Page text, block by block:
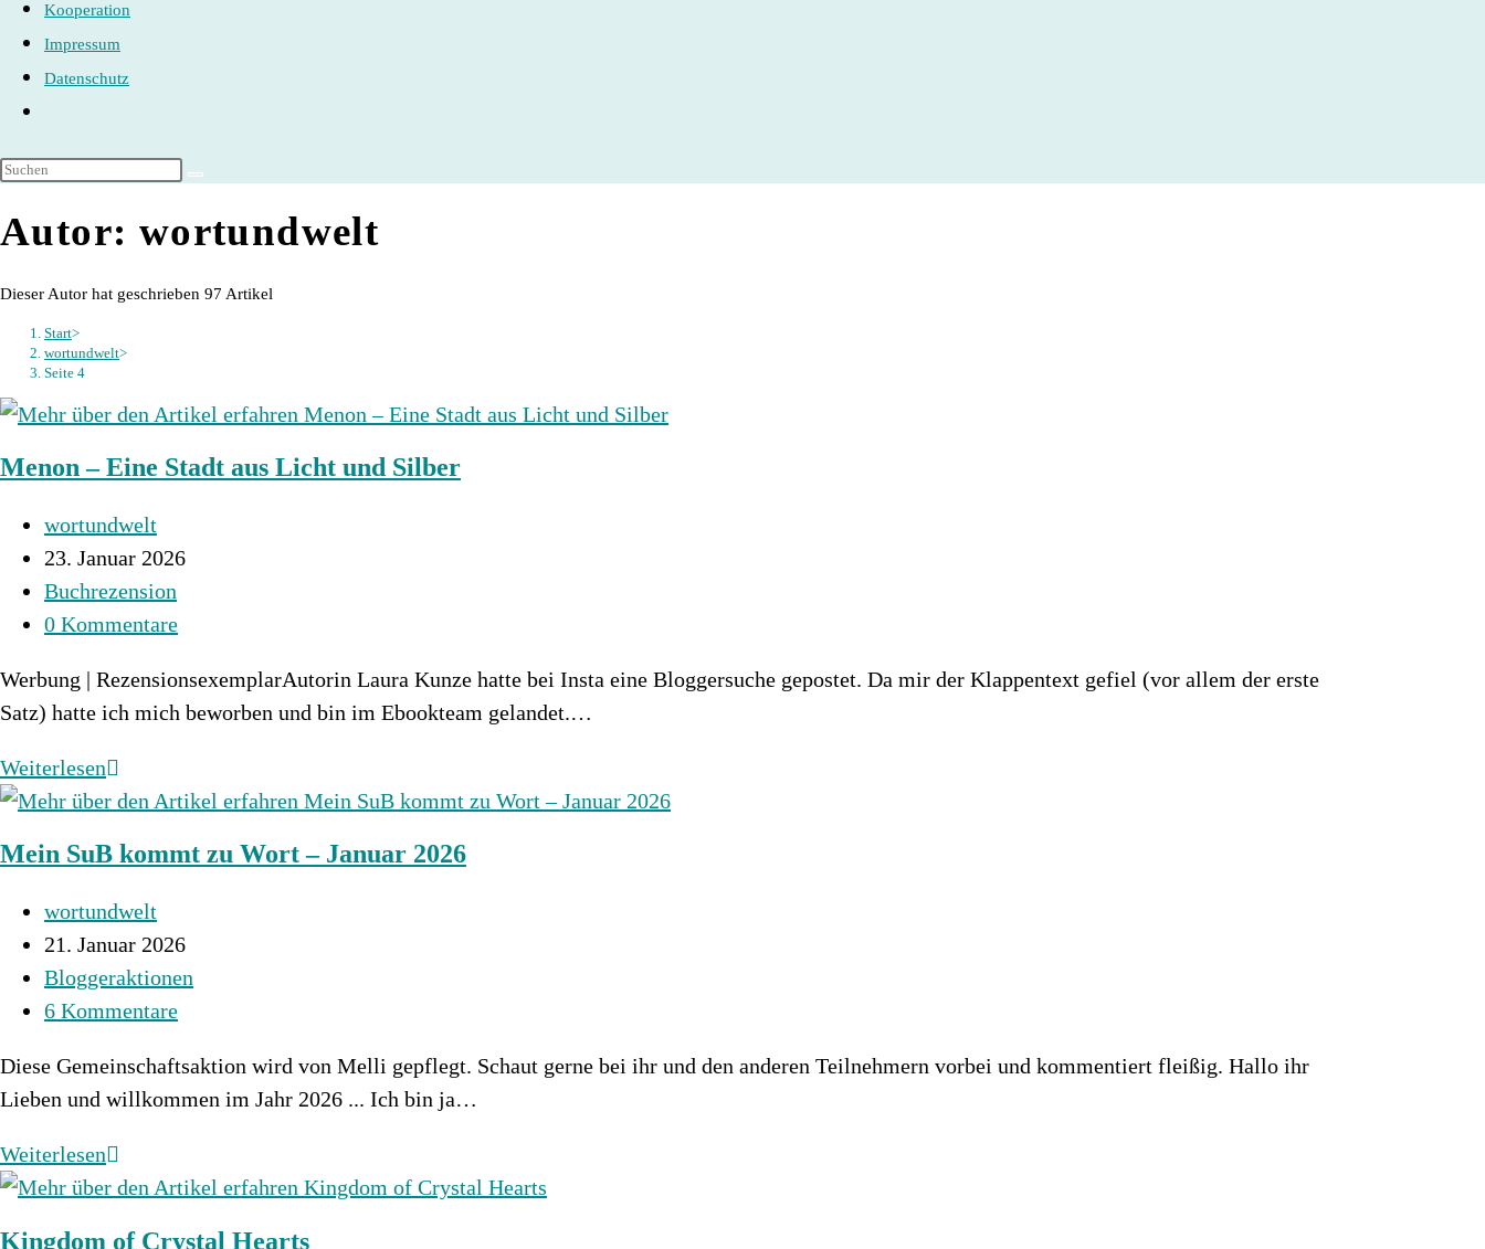
Kooperation
Impressum
Datenschutz
umschalten
Autor: wortundwelt
Dieser Autor hat geschrieben 97 Artikel
Start>
wortundwelt>
Seite 4
Menon – Eine Stadt aus Licht und Silber
Beitrags-
Autor:
wortundwelt
Beitrag
veröffentlicht:
23. Januar 2026
Beitrags-
Kategorie:
Buchrezension
Beitrags-
0 Kommentare
Werbung | RezensionsexemplarAutorin Laura Kunze hatte bei Insta eine Bloggersuche gepostet. Da mir der Klappentext gefiel (vor allem der erste
Satz) hatte ich mich beworben und bin im Ebookteam gelandet.…
WeiterlesenMenon
–
Stadt
aus
Licht
und
Mein SuB kommt zu Wort – Januar 2026
Beitrags-
Autor:
wortundwelt
Beitrag
veröffentlicht:
21. Januar 2026
Beitrags-
Kategorie:
Bloggeraktionen
Beitrags-
6 Kommentare
Diese Gemeinschaftsaktion wird von Melli gepflegt. Schaut gerne bei ihr und den anderen Teilnehmern vorbei und kommentiert fleißig. Hallo ihr
Lieben und willkommen im Jahr 2026 ... Ich bin ja…
WeiterlesenMein
SuB
Kingdom of Crystal Hearts